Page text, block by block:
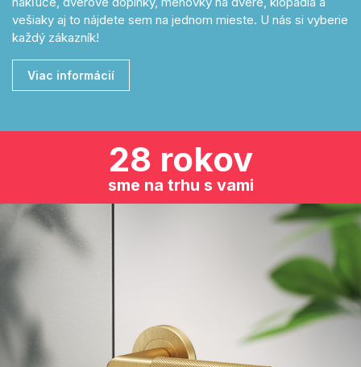
vešiaky aj to nájdete sem na jednom mieste. U nás si vyberie
každý zákazník!
Viac informácií
28 rokov
sme na trhu s vami